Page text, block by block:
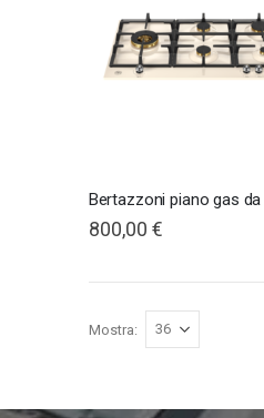
800,00 €
Mostra